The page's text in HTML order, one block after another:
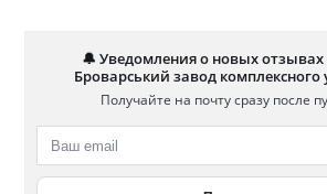
🔔 Уведомления о новых
Броварський завод комплексного
Получайте на почту сразу после